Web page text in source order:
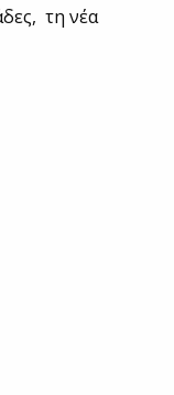
τη νέα